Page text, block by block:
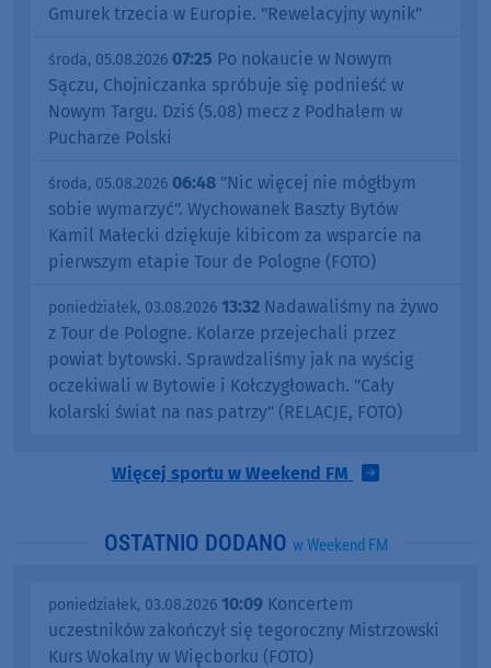
Gmurek trzecia w Europie. "Rewelacyjny wynik"
środa, 05.08.2026 07:25 Po nokaucie w Nowym
Sączu, Chojniczanka spróbuje się podnieść w
Nowym Targu. Dziś (5.08) mecz z Podhalem w
Pucharze Polski
środa, 05.08.2026 06:48 "Nic więcej nie mógłbym
sobie wymarzyć". Wychowanek Baszty Bytów
Kamil Małecki dziękuje kibicom za wsparcie na
pierwszym etapie Tour de Pologne (FOTO)
poniedziałek, 03.08.2026 13:32 Nadawaliśmy na żywo
z Tour de Pologne. Kolarze przejechali przez
powiat bytowski. Sprawdzaliśmy jak na wyścig
oczekiwali w Bytowie i Kołczygłowach. "Cały
kolarski świat na nas patrzy" (RELACJE, FOTO)
Więcej sportu w Weekend FM
OSTATNIO DODANO w Weekend FM
poniedziałek, 03.08.2026 10:09 Koncertem
uczestników zakończył się tegoroczny Mistrzowski
Kurs Wokalny w Więcborku (FOTO)